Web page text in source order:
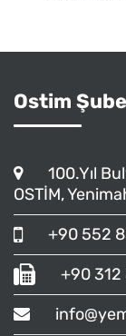
Ostim Şube
100.Yıl
OSTİM,
+90 552
+90 312